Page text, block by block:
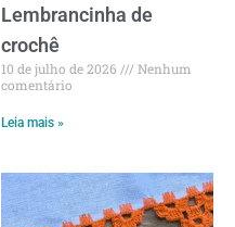
Lembrancinha de
crochê
10 de julho de 2026
Nenhum
comentário
Leia mais »